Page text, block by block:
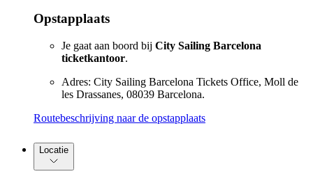
Opstapplaats
Je gaat aan boord bij City Sailing Barcelona
ticketkantoor.
Adres: City Sailing Barcelona Tickets Office, Moll de
les Drassanes, 08039 Barcelona.
Routebeschrijving naar de opstapplaats
Locatie